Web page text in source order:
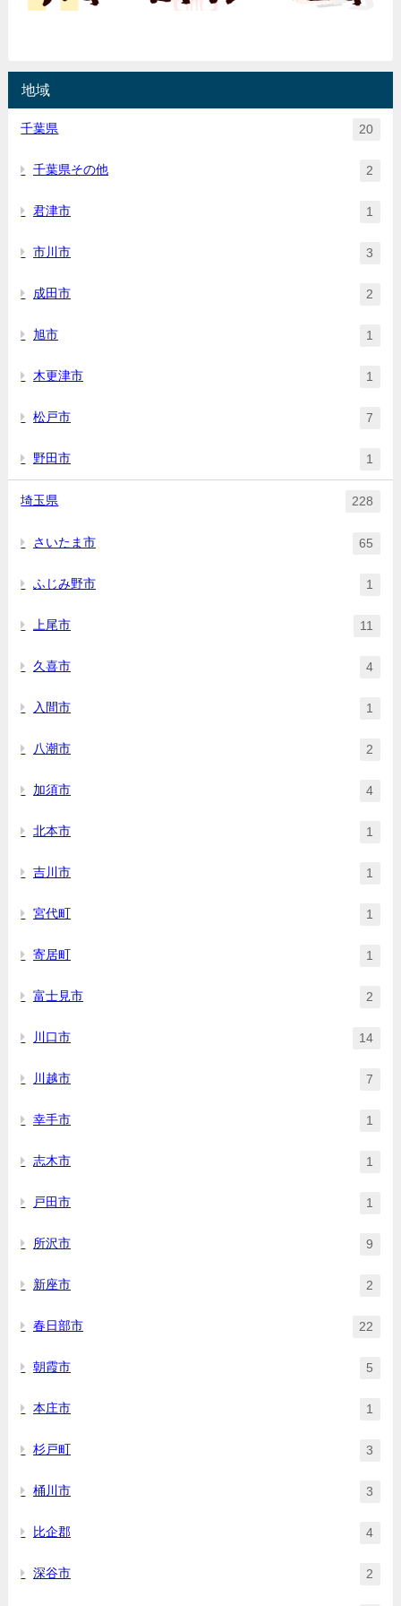
地域
千葉県 20
千葉県その他 2
君津市 1
市川市 3
成田市 2
旭市 1
木更津市 1
松戸市 7
野田市 1
埼玉県 228
さいたま市 65
ふじみ野市 1
上尾市 11
久喜市 4
入間市 1
八潮市 2
加須市 4
北本市 1
吉川市 1
宮代町 1
寄居町 1
富士見市 2
川口市 14
川越市 7
幸手市 1
志木市 1
戸田市 1
所沢市 9
新座市 2
春日部市 22
朝霞市 5
本庄市 1
杉戸町 3
桶川市 3
比企郡 4
深谷市 2